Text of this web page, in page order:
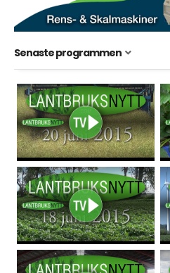
Senaste programmen